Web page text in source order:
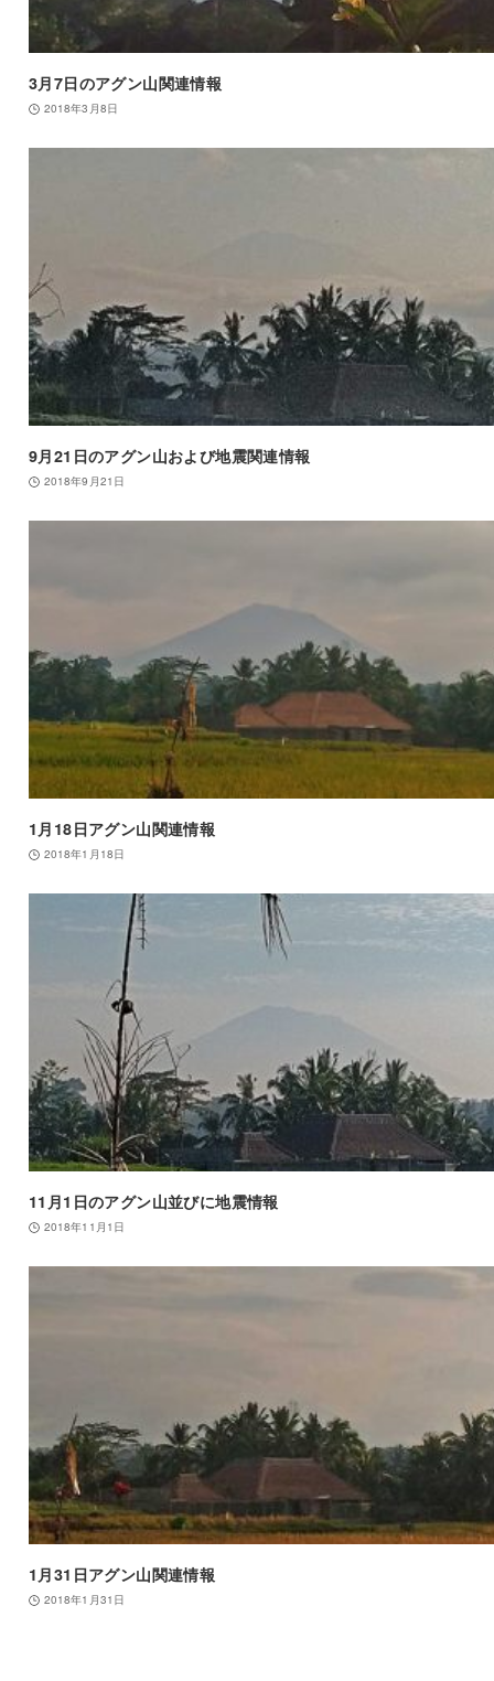
3月7日のアグン山関連情報
2018年3月8日
9月21日のアグン山および地震関連情報
2018年9月21日
1月18日アグン山関連情報
2018年1月18日
11月1日のアグン山並びに地震情報
2018年11月1日
1月31日アグン山関連情報
2018年1月31日